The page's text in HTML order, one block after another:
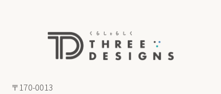
〒170-0013